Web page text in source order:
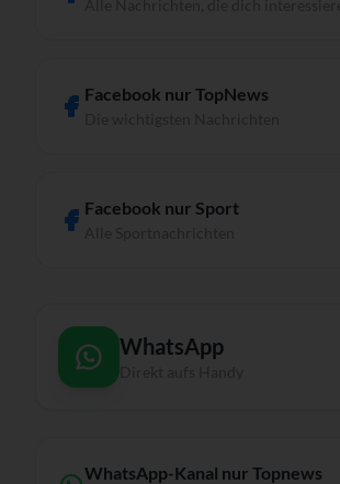
Facebook nur TopNews
Facebook nur Sport
WhatsApp
WhatsApp-Kanal nur Topnews